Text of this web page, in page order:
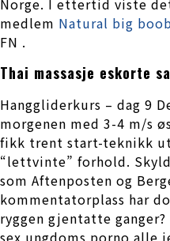
Norge. I ettertid viste
medlem Natural big
FN .
Thai massasje eskorte
Hanggliderkurs – dag 9
morgenen med 3-4 m/s
fikk trent start-teknikk
“lettvinte” forhold.
som Aftenposten og
kommentatorplass har
ryggen gjentatte
sex ungdoms porno alle